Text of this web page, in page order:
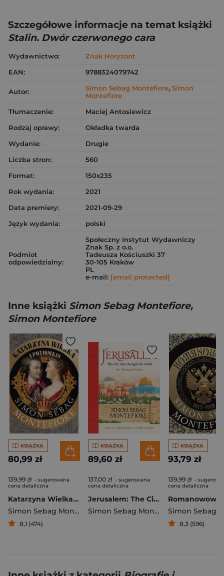
Szczegółowe informacje na temat książki
Stalin. Dwór czerwonego cara
Wydawnictwo:
Znak Horyzont
EAN:
9788324079742
Autor: Simon Sebag Montefiore, Simon
Montefiore
Tłumaczenie:
Maciej Antosiewicz
Rodzaj oprawy:
Okładka twarda
Wydanie:
Drugie
Liczba stron:
560
Format:
150x235
Rok wydania:
2021
Data premiery:
2021-09-29
Język wydania:
polski
Podmiot
odpowiedzialny:
Społeczny Instytut Wydawniczy
Znak Sp. z o.o.
Tadeusza Kościuszki 37
30-105 Kraków
PL
e-mail: [email protected]
Inne książki Simon Sebag Montefiore,
Simon Montefiore
KSIĄŻKA
80,99 zł
139,99 zł - sugerowana
cena detaliczna
Katarzyna Wielka i Potiomkin
Simon Sebag Montefiore
8,1 (474)
KSIĄŻKA
89,60 zł
137,00 zł - sugerowana
cena detaliczna
Jerusalem: The City That Changed the World wer. angielska
Simon Sebag Montefiore
KSIĄŻKA
93,79 zł
139,99 zł -
cena detaliczna
8,3 (596)